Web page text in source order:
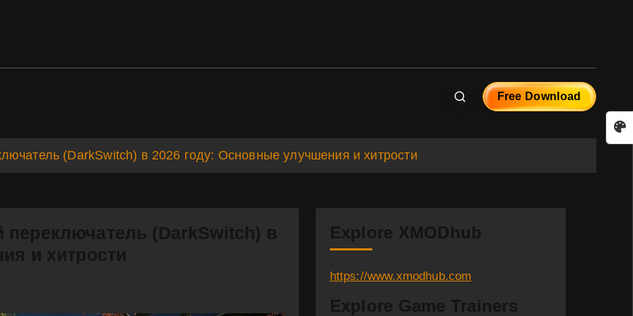
Free Download
(DarkSwitch) в 2026 году: Основные улучшения и хитрости
(DarkSwitch) в
и хитрости
Explore XMODhub
https://www.xmodhub.com
Explore Game Trainers